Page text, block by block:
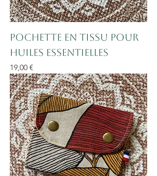
Pochette en tissu pour
huiles essentielles
Prix
19,00 €